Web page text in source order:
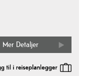
Mer Detaljer